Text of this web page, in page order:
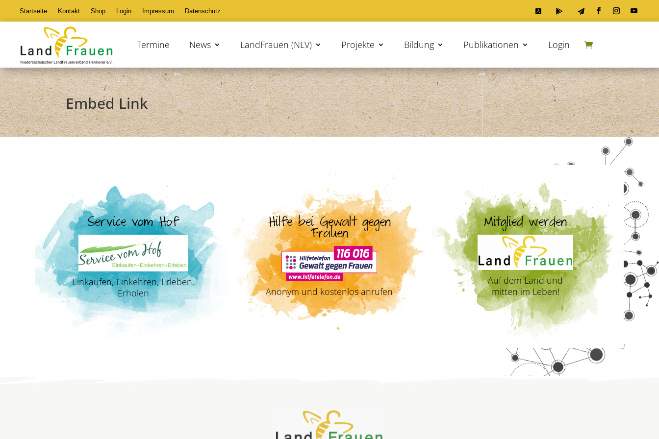
Startseite Kontakt Shop Login Impressum Datenschutz 


Termine News LandFrauen (NLV) Projekte Bildung Publikationen Login
Embed Link
Service vom Hof
Einkaufen, Einkehren, Erleben,
Erholen
Hilfe bei Gewalt gegen
Frauen
Anonym und kostenlos anrufen
Mitglied werden
Auf dem Land und
mitten im Leben!